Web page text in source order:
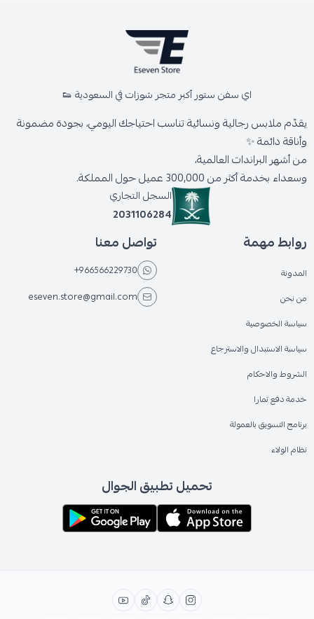
اي سفن ستور أكبر متجر شوزات في السعودية 👟
يقدّم ملابس رجالية ونسائية تناسب احتياجك اليومي، بجودة مضمونة
وأناقة دائمة ✨
من أشهر البراندات العالمية،
وسعداء بخدمة أكثر من 300,000 عميل حول المملكة.
السجل التجاري
2031106284
روابط مهمة
المدونة
من نحن
سياسة الخصوصية
سياسة الاستبدال والاسترجاع
الشروط والاحكام
خدمة دفع تمارا
برنامج التسويق بالعمولة
نظام الولاء
تواصل معنا
+966566229730
eseven.store@gmail.com
تحميل تطبيق الجوال